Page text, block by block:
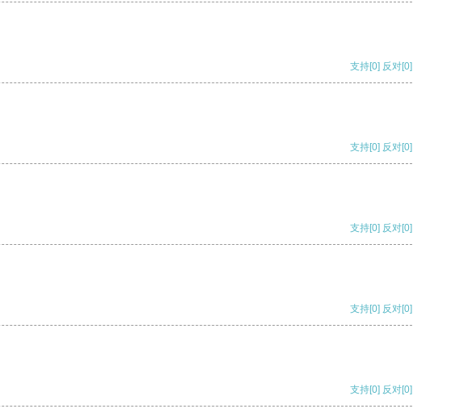
支持[0] 反对[0]
支持[0] 反对[0]
支持[0] 反对[0]
支持[0] 反对[0]
支持[0] 反对[0]